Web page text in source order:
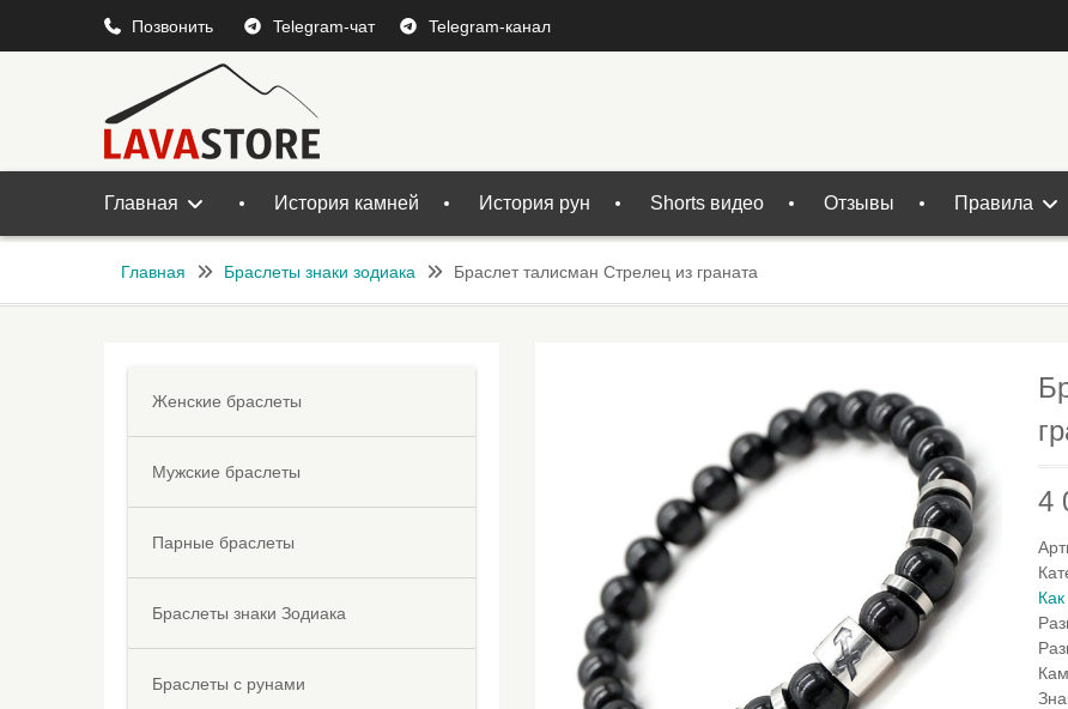
Позвонить Telegram-чат Telegram-канал
Главная История камней История рун Shorts видео Отзывы Правила
Главная Браслеты знаки зодиака Браслет талисман Стрелец из граната
4
Женские браслеты
Мужские браслеты
Парные браслеты
Браслеты знаки Зодиака
Браслеты с рунами